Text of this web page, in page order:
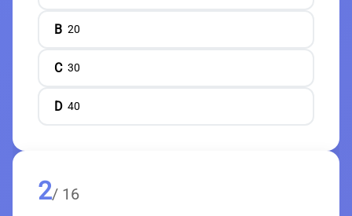
B 20
C 30
D 40
2/ 16